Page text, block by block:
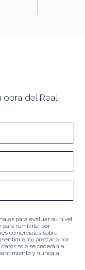
obra del Real
para evaluar su nivel
para remitirle, por
comerciales sobre
prestado por
sólo se cederán a
y nunca a